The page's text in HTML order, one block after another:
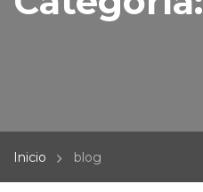
Inicio blog